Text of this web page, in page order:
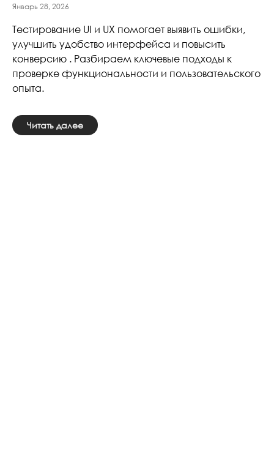
Январь 28, 2026
Тестирование UI и UX помогает выявить ошибки,
улучшить удобство интерфейса и повысить
конверсию . Разбираем ключевые подходы к
проверке функциональности и пользовательского
опыта.
Читать далее